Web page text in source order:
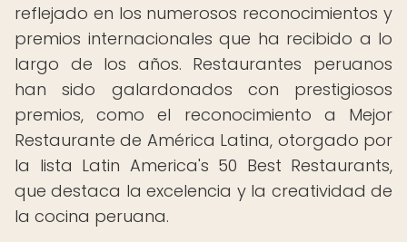
reflejado en los numerosos reconocimientos y
premios internacionales que ha recibido a lo
largo de los años. Restaurantes peruanos
han sido galardonados con prestigiosos
premios, como el reconocimiento a Mejor
Restaurante de América Latina, otorgado por
la lista Latin America's 50 Best Restaurants,
que destaca la excelencia y la creatividad de
la cocina peruana.